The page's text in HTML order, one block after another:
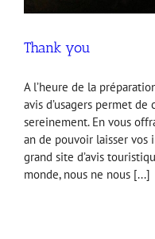
Thank you
A l’heure de la
avis d’usagers permet
sereinement. En vous
an de pouvoir laisser vos
grand site d’avis
monde, nous ne nous [...]